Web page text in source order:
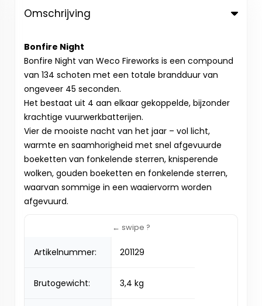
Omschrijving
Bonfire Night
Bonfire Night van Weco Fireworks is een compound
van 134 schoten met een totale brandduur van
ongeveer 45 seconden.
Het bestaat uit 4 aan elkaar gekoppelde, bijzonder
krachtige vuurwerkbatterijen.
Vier de mooiste nacht van het jaar – vol licht,
warmte en saamhorigheid met snel afgevuurde
boeketten van fonkelende sterren, knisperende
wolken, gouden boeketten en fonkelende sterren,
waarvan sommige in een waaiervorm worden
afgevuurd.
Artikelnummer: 201129
Brutogewicht: 3,4 kg